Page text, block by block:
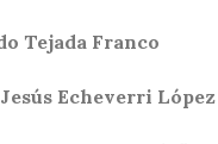
Tejada Franco
Echeverri López